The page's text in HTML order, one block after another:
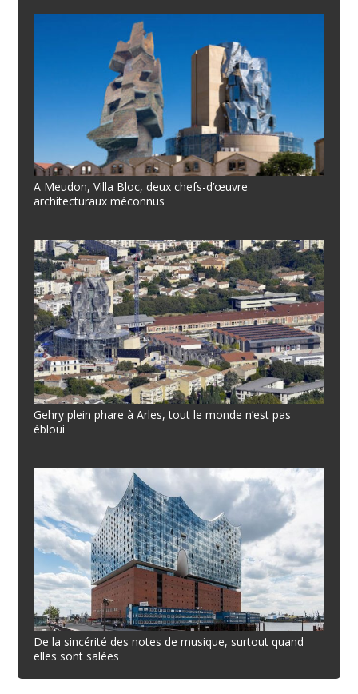
A Meudon, Villa Bloc, deux chefs-d’œuvre
architecturaux méconnus
Gehry plein phare à Arles, tout le monde n’est pas
ébloui
De la sincérité des notes de musique, surtout quand
elles sont salées